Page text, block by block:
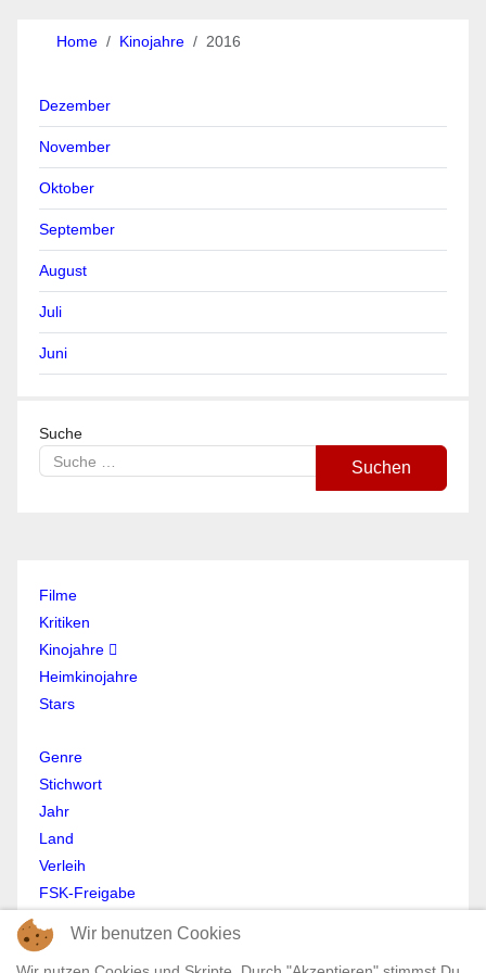
Home Kinojahre 2016
Dezember
November
Oktober
September
August
Juli
Juni
Suche
Suchen
Filme
Kritiken
Kinojahre
Heimkinojahre
Stars
Genre
Stichwort
Jahr
Land
Verleih
FSK-Freigabe
Abmelden
Wir benutzen Cookies